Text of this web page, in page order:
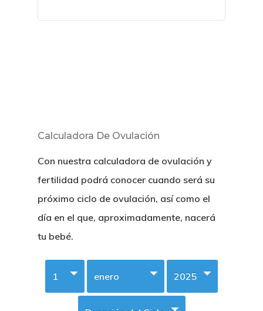
Calculadora De Ovulación
Con nuestra calculadora de ovulación y
fertilidad podrá conocer cuando será su
próximo ciclo de ovulación, así como el
día en el que, aproximadamente, nacerá
tu bebé.